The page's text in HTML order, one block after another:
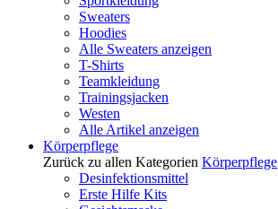
Sweaters
Hoodies
Alle Sweaters anzeigen
T-Shirts
Teamkleidung
Trainingsjacken
Westen
Alle Artikel anzeigen
Körperpflege
Zurück zu allen Kategorien Körperpflege
Desinfektionsmittel
Erste Hilfe Kits